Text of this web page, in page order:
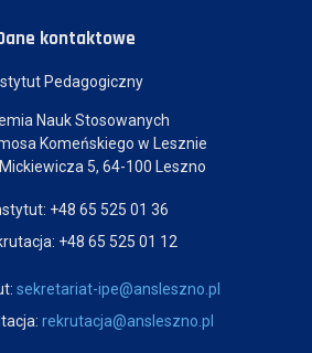
kontaktowe
Pedagogiczny
Nauk Stosowanych
Komeńskiego w Lesznie
5, 64-100 Leszno
+48 65 525 01 36
+48 65 525 01 12
sekretariat-ipe@ansleszno.pl
rekrutacja@ansleszno.pl